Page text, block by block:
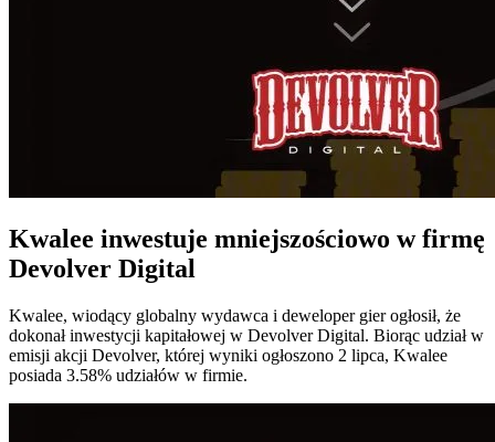
Kwalee inwestuje mniejszościowo w firmę
Devolver Digital
Kwalee, wiodący globalny wydawca i deweloper gier ogłosił, że
dokonał inwestycji kapitałowej w Devolver Digital. Biorąc udział w
emisji akcji Devolver, której wyniki ogłoszono 2 lipca, Kwalee
posiada 3.58% udziałów w firmie.